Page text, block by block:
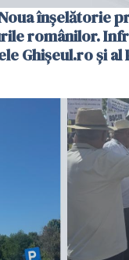
înșelătorie
românilor.
Ghișeul.ro și al